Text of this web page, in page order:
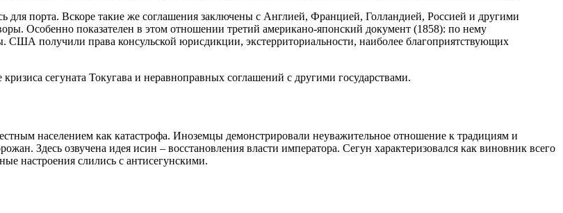
порта. Вскоре такие же соглашения заключены с Англией, Францией, Голландией, Россией и другими
Особенно показателен в этом отношении третий американо-японский документ (1858): по нему
США получили права консульской юрисдикции, экстерриториальности, наиболее благоприятствующих
сегуната Токугава и неравноправных соглашений с другими государствами.
населением как катастрофа. Иноземцы демонстрировали неуважительное отношение к традициям и
Здесь озвучена идея исин – восстановления власти императора. Сегун характеризовался как виновник всего
настроения слились с антисегунскими.